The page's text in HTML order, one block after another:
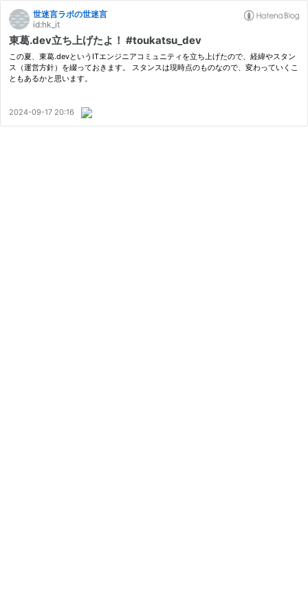
世迷言ラボの世迷言
id:hk_it
東葛.dev立ち上げたよ！ #toukatsu_dev
この夏、東葛.devというITエンジニアコミュニティを立ち上げたので、経緯やスタン
ス（運営方針）を綴っておきます。 スタンスは現時点のものなので、変わっていくこ
ともあるかと思います。
2024-09-17 20:16